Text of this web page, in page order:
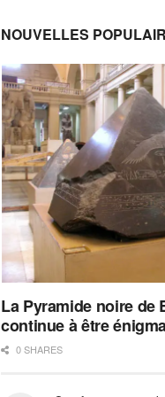
NOUVELLES
La Pyramide noire de
continue à être
0 SHARES